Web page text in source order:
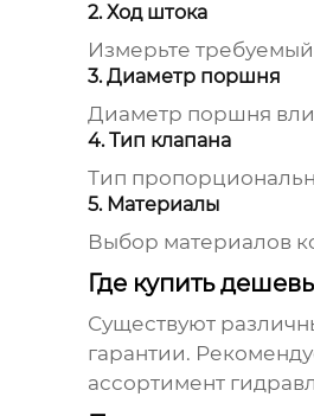
2. Ход штока
Измерьте
3. Диаметр поршня
Диаметр поршня
4. Тип клапана
Тип
5. Материалы
Выбор материалов
Где купить
Существуют
гарантии.
ассортимент